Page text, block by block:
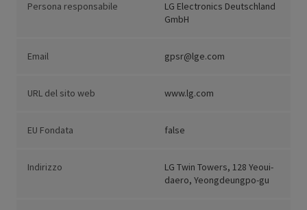
Persona responsabile
LG Electronics Deutschland
GmbH
Email gpsr@lge.com
URL del sito web www.lg.com
EU Fondata false
Indirizzo
LG Twin Towers, 128 Yeoui-
daero, Yeongdeungpo-gu